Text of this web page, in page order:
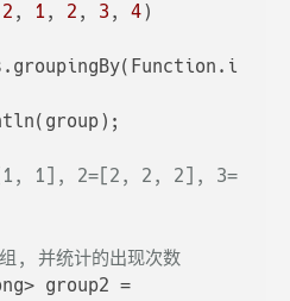
2 , 1, 2 , 3 , 4 )
1], 2=[2, 2, 2], 3=
, 并统计的出现次数